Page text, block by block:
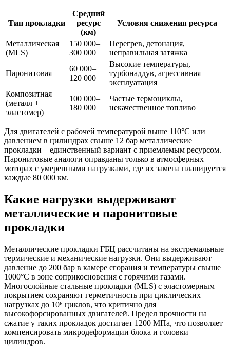
Тип прокладки
Средний
ресурс
(км)
Условия снижения ресурса
Металлическая
(MLS)
150 000–
300 000
Перегрев, детонация,
неправильная затяжка
Паронитовая
60 000–
120 000
Высокие температуры,
турбонаддув, агрессивная
эксплуатация
Композитная
(металл +
эластомер)
100 000–
180 000
Частые термоциклы,
некачественное топливо
Для двигателей с рабочей температурой выше 110°C или
давлением в цилиндрах свыше 12 бар металлические
прокладки – единственный вариант с приемлемым ресурсом.
Паронитовые аналоги оправданы только в атмосферных
моторах с умеренными нагрузками, где их замена планируется
каждые 80 000 км.
Какие нагрузки выдерживают
металлические и паронитовые
прокладки
Металлические прокладки ГБЦ рассчитаны на экстремальные
термические и механические нагрузки. Они выдерживают
давление до 200 бар в камере сгорания и температуры свыше
1000°C в зоне соприкосновения с горячими газами.
Многослойные стальные прокладки (MLS) с эластомерным
покрытием сохраняют герметичность при циклических
нагрузках до 10⁶ циклов, что критично для
высокофорсированных двигателей. Предел прочности на
сжатие у таких прокладок достигает 1200 МПа, что позволяет
компенсировать микродеформации блока и головки
цилиндров.